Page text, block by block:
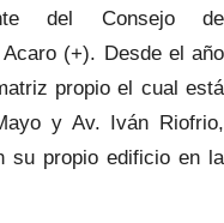
del Consejo de
(+). Desde el año
propio el cual está
y Av. Iván Riofrio,
su propio edificio en la